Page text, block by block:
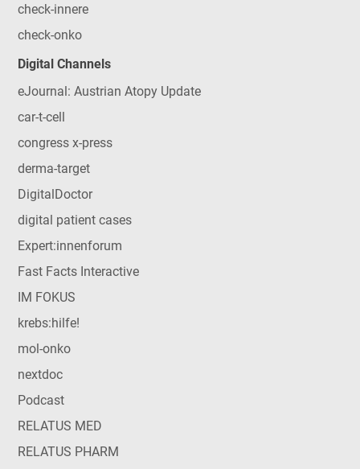
check-innere
check-onko
Digital Channels
eJournal: Austrian Atopy Update
car-t-cell
congress x-press
derma-target
DigitalDoctor
digital patient cases
Expert:innenforum
Fast Facts Interactive
IM FOKUS
krebs:hilfe!
mol-onko
nextdoc
Podcast
RELATUS MED
RELATUS PHARM